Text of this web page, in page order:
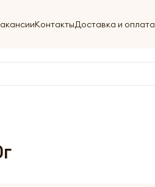
КонтактыДоставка и оплата